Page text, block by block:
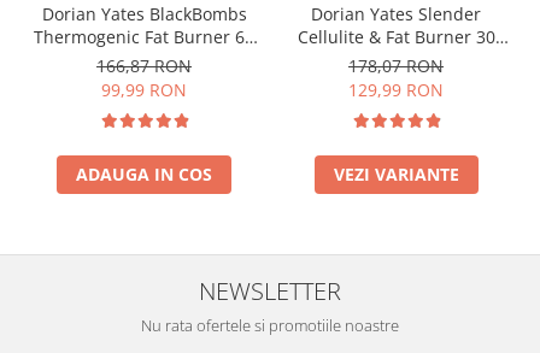
Dorian Yates BlackBombs
Thermogenic Fat Burner 60
tabs
166,87 RON
99,99 RON
ADAUGA IN COS
Dorian Yates Slender
Cellulite & Fat Burner 30
serv
178,07 RON
129,99 RON
VEZI VARIANTE
NEWSLETTER
Nu rata ofertele si promotiile noastre